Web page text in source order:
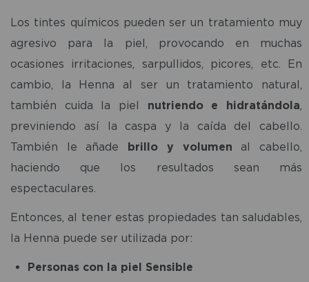
Los tintes químicos pueden ser un tratamiento muy
agresivo para la piel, provocando en muchas
ocasiones irritaciones, sarpullidos, picores, etc. En
cambio, la Henna al ser un tratamiento natural,
también cuida la piel nutriendo e hidratándola
previniendo así la caspa y la caída del cabello.
También le añade brillo y volumen al cabello,
haciendo que los resultados sean más
espectaculares.
Entonces, al tener estas propiedades tan saludables,
la Henna puede ser utilizada por:
Personas con la piel Sensible